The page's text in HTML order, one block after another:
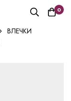
0
ВЛЕЧКИ